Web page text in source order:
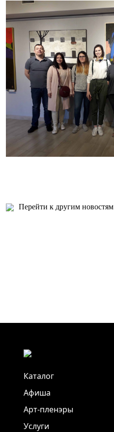
Перейти к другим новостям
Каталог
Афиша
Арт-пленэры
Услуги